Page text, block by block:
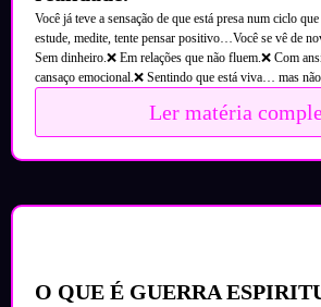
Você já teve a sensação de que está presa num ciclo
estude, medite, tente pensar positivo…Você se vê de
Sem dinheiro.❌ Em relações que não fluem.❌ Com
cansaço emocional.❌ Sentindo que está viva… mas
Ler matéria
O QUE É GUERRA